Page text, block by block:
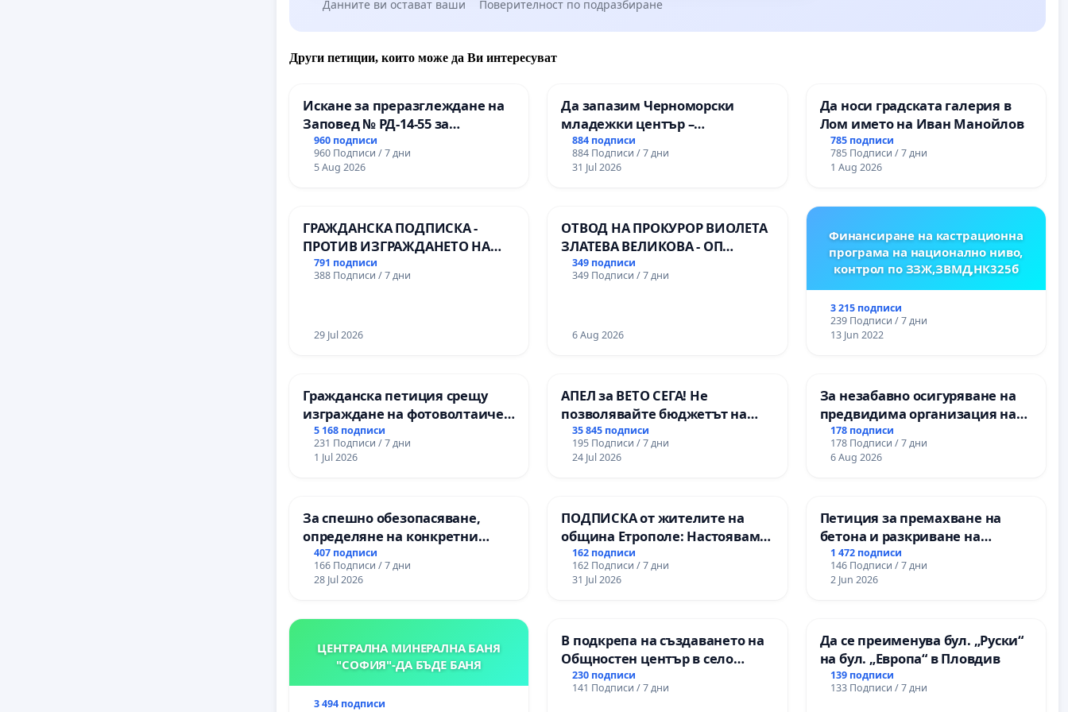
обмислите възможностите за неговото въвеждане във вашите
детски градини. Готови сме да предоставим допълнителни
разяснения и да съдействаме с каквото е необходимо.
Александра Атанасова и родители от столични детски градини
Данните ви остават ваши Поверителност по подразбиране
Други петиции, които може да Ви интересуват
Искане за преразглеждане на
Заповед № РД-14-55 за
вливането на
Професионалната гимназия по
промишлени технологии в
гр. Пазарджик
960 подписи
960 Подписи / 7 дни
5 Aug 2026
Да запазим Черноморски
младежки център –
пространство за младите на
Варна
884 подписи
884 Подписи / 7 дни
31 Jul 2026
Да носи градската галерия в
Лом името на Иван Манойлов
785 подписи
785 Подписи / 7 дни
1 Aug 2026
ГРАЖДАНСКА ПОДПИСКА -
ПРОТИВ ИЗГРАЖДАНЕТО НА
ВЪЖЕНА ЛИНИЯ (ЛИФТ) НА
ТЕРИТОРИЯТА НА ПРИРОДНА
(БУНАРДЖИК)
791 подписи
388 Подписи / 7 дни
29 Jul 2026
ОТВОД НА ПРОКУРОР ВИОЛЕТА
ЗЛАТЕВА ВЕЛИКОВА - ОП
ДОБРИЧ
349 подписи
349 Подписи / 7 дни
6 Aug 2026
Финансиране на кастрационна
програма на национално ниво,
контрол по ЗЗЖ,ЗВМД,НК325б
3 215 подписи
239 Подписи / 7 дни
13 Jun 2022
Гражданска петиция срещу
изграждане на фотоволтаичен
парк в с.Прибой, общ. Радомир
5 168 подписи
231 Подписи / 7 дни
1 Jul 2026
АПЕЛ за ВЕТО СЕГА! Не
позволявайте бюджетът на
Радев да открадне парите и
правата ни в тъмното
35 845 подписи
195 Подписи / 7 дни
24 Jul 2026
За незабавно осигуряване на
предвидима организация на
учебния процес и гарантиране
на правото на равнопоставено
и качествено образование на
гимназия „
178 подписи
178 Подписи / 7 дни
6 Aug 2026
За спешно обезопасяване,
определяне на конкретни
срокове и извършване на
цялостна рехабилитация на
републиканския път между
Момин проход
407 подписи
166 Подписи / 7 дни
28 Jul 2026
ПОДПИСКА от жителите на
община Етрополе: Настояваме
за ясни гаранции от “Елаците-
МЕД” АД и от държавата, че ще
се изпълнят всички
162 подписи
162 Подписи / 7 дни
31 Jul 2026
Петиция за премахване на
бетона и разкриване на
античното сърце на
Могиланската могила във
Враца
1 472 подписи
146 Подписи / 7 дни
2 Jun 2026
ЦЕНТРАЛНА МИНЕРАЛНА БАНЯ
"СОФИЯ"-ДА БЪДЕ БАНЯ
3 494 подписи
В подкрепа на създаването на
Общностен център в село
Църква
230 подписи
141 Подписи / 7 дни
Да се преименува бул. „Руски“
на бул. „Европа“ в Пловдив
139 подписи
133 Подписи / 7 дни